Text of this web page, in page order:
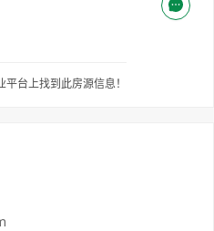
台上找到此房源信息！